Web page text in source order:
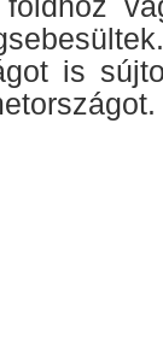
is